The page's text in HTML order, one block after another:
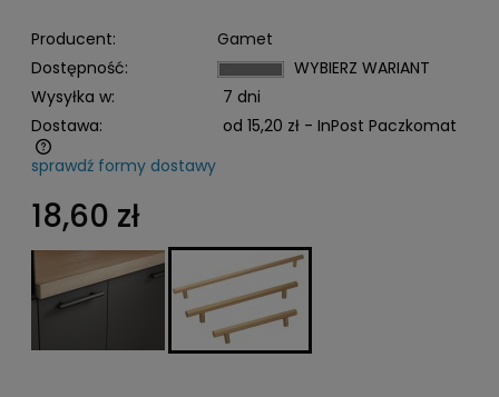
Producent:
Gamet
Dostępność:
WYBIERZ WARIANT
Wysyłka w:
7 dni
Dostawa:
od 15,20 zł - InPost Paczkomat
Cena nie zawiera ewentualnych kosztów płatności
sprawdź formy dostawy
18,60 zł